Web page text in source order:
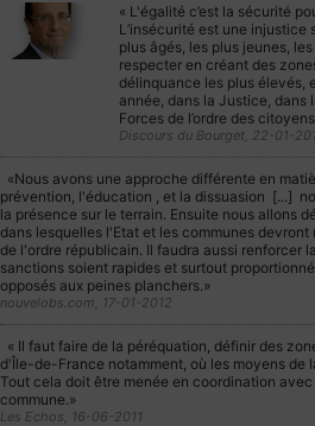
« L'égalité c’est la sécurité
L’insécurité est une
plus âgés, les plus jeunes,
respecter en créant des
délinquance les plus élevés,
année, dans la Justice, dans
Forces de l’ordre des
Discours du Bourget, 22-01-
«Nous avons une approche différente en
prévention, l'éducation , et la dissuasion [...]
la présence sur le terrain. Ensuite nous allons
dans lesquelles l'Etat et les communes
de l'ordre républicain. Il faudra aussi renforcer
sanctions soient rapides et surtout
opposés aux peines planchers.»
nouvelobs.com, 17-01-2012
« Il faut faire de la péréquation, définir des
d'Île-de-France notamment, où les moyens
Tout cela doit être menée en coordination
commune.»
Les Echos, 16-06-2011